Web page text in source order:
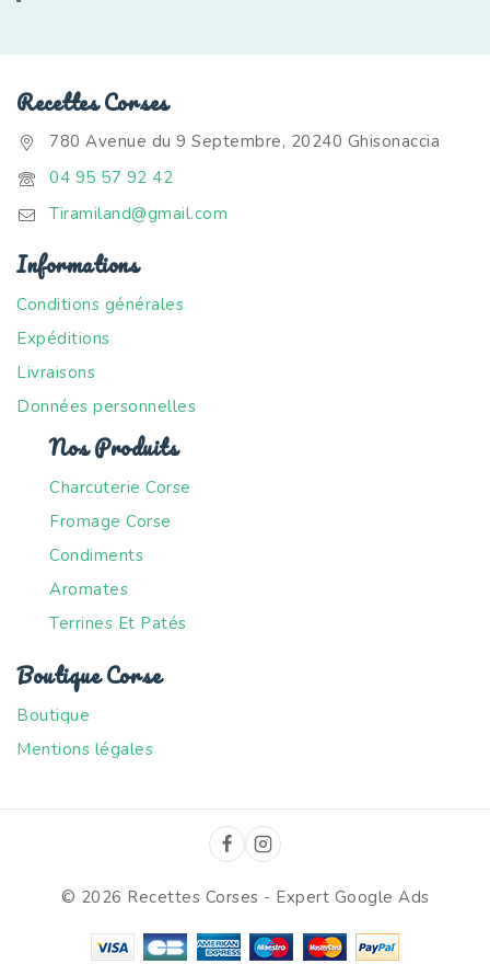
Recettes Corses
780 Avenue du 9 Septembre, 20240 Ghisonaccia
04 95 57 92 42
Tiramiland@gmail.com
Informations
Conditions générales
Expéditions
Livraisons
Données personnelles
Nos Produits
Charcuterie Corse
Fromage Corse
Condiments
Aromates
Terrines Et Patés
Boutique Corse
Boutique
Mentions légales
© 2026 Recettes Corses - Expert Google Ads